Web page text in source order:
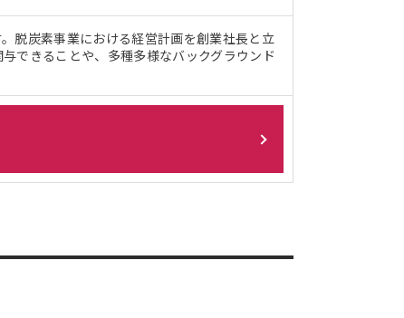
脱炭素事業における経営計画を創業社長と立
できることや、多種多様なバックグラウンド